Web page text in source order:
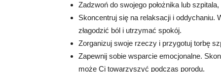
Zadzwoń do swojego położnika lub
Skoncentruj się na relaksacji i oddychaniu.
złagodzić ból i utrzymać spokój.
Zorganizuj swoje rzeczy i przygotuj torbę
Zapewnij sobie wsparcie emocjonalne.
może Ci towarzyszyć podczas porodu.